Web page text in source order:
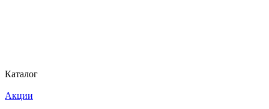
Каталог
Акции